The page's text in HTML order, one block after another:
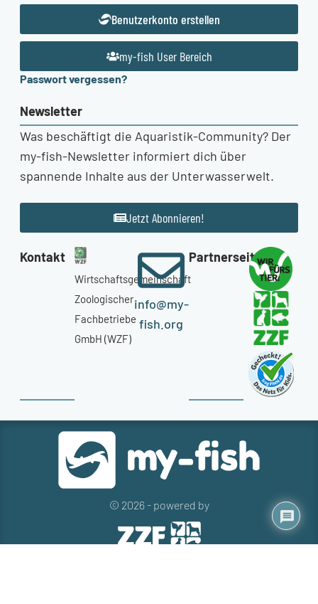
Benutzerkonto erstellen
my-fish User Bereich
Passwort vergessen?
Newsletter
Was beschäftigt die Aquaristik-Community? Der
my-fish-Newsletter informiert dich über
spannende Inhalte aus der Unterwasserwelt.
Jetzt Abonnieren!
Kontakt
Wirtschaftsgemeinschaft
Zoologischer
Fachbetriebe
GmbH (WZF)
info@my-
fish.org
Partnerseiten
© 2026 - powered by